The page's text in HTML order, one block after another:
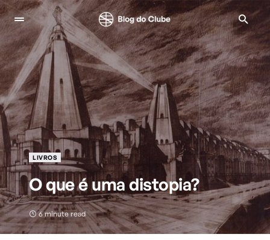
LIVROS
O que é uma distopia?
6 minute read